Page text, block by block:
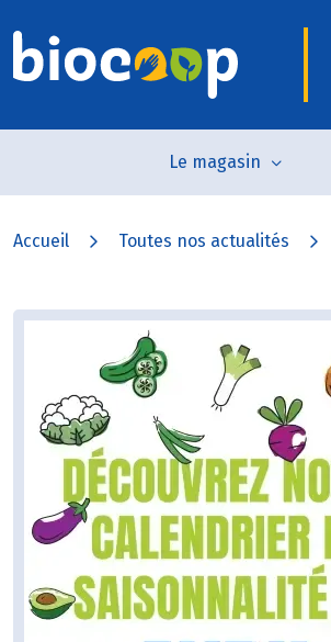
Le magasin
Accueil Toutes nos actualités